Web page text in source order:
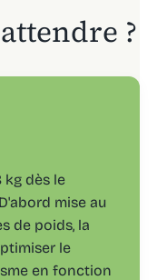
?
kg dès le
mise au
de poids, la
le
en fonction